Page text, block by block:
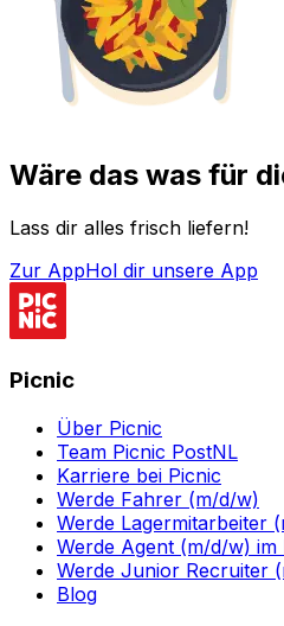
Wäre das was für
Lass dir alles frisch liefern!
Zur AppHol dir unsere App
Picnic
Über Picnic
Team Picnic PostNL
Karriere bei Picnic
Werde Fahrer (m/d/w)
Werde Lagermitarbeiter
Werde Agent (m/d/w) im
Werde Junior Recruiter
Blog